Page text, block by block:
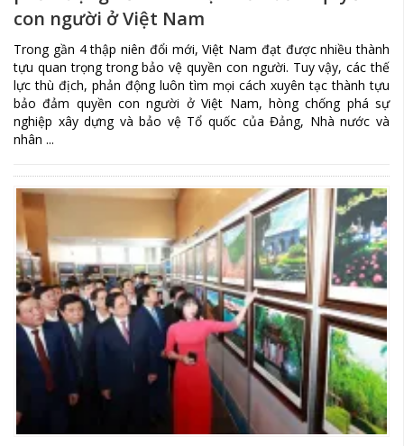
con người ở Việt Nam
Trong gần 4 thập niên đổi mới, Việt Nam đạt được nhiều thành
tựu quan trọng trong bảo vệ quyền con người. Tuy vậy, các thế
lực thù địch, phản động luôn tìm mọi cách xuyên tạc thành tựu
bảo đảm quyền con người ở Việt Nam, hòng chống phá sự
nghiệp xây dựng và bảo vệ Tổ quốc của Đảng, Nhà nước và
nhân ...